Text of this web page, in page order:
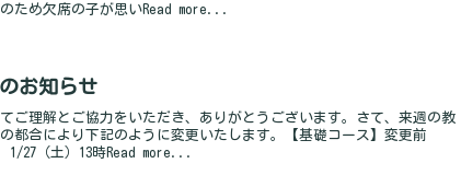
ため欠席の子が思いRead more...
お知らせ
ご理解とご協力をいただき、ありがとうございます。さて、来週の教
都合により下記のように変更いたします。【基礎コース】変更前
27（土）13時Read more...